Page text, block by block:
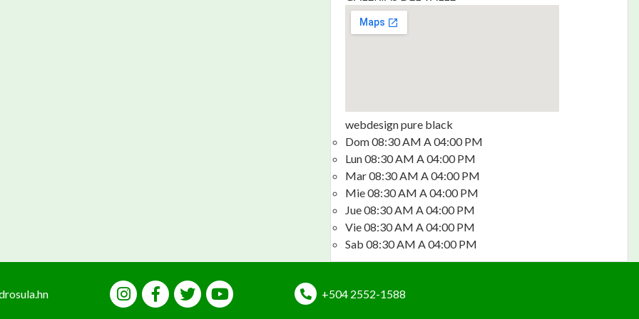
webdesign pure black
Dom 08:30 AM A 04:00 PM
Lun 08:30 AM A 04:00 PM
Mar 08:30 AM A 04:00 PM
Mie 08:30 AM A 04:00 PM
Jue 08:30 AM A 04:00 PM
Vie 08:30 AM A 04:00 PM
Sab 08:30 AM A 04:00 PM
+504 2552-1588